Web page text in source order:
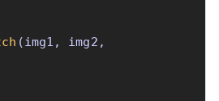
(img1 , img2 ,